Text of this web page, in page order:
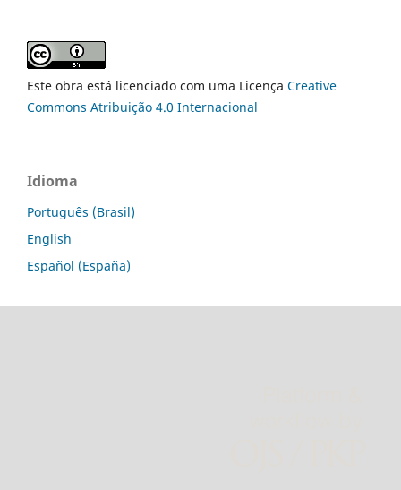
Este obra está licenciado com uma Licença Creative
Commons Atribuição 4.0 Internacional
Idioma
Português (Brasil)
English
Español (España)